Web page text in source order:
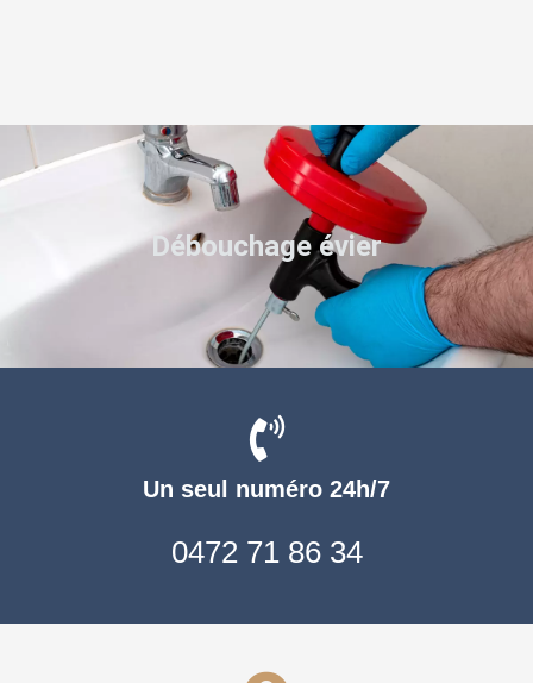
Un seul numéro 24h/7
0472 71 86 34
Débouchage évier